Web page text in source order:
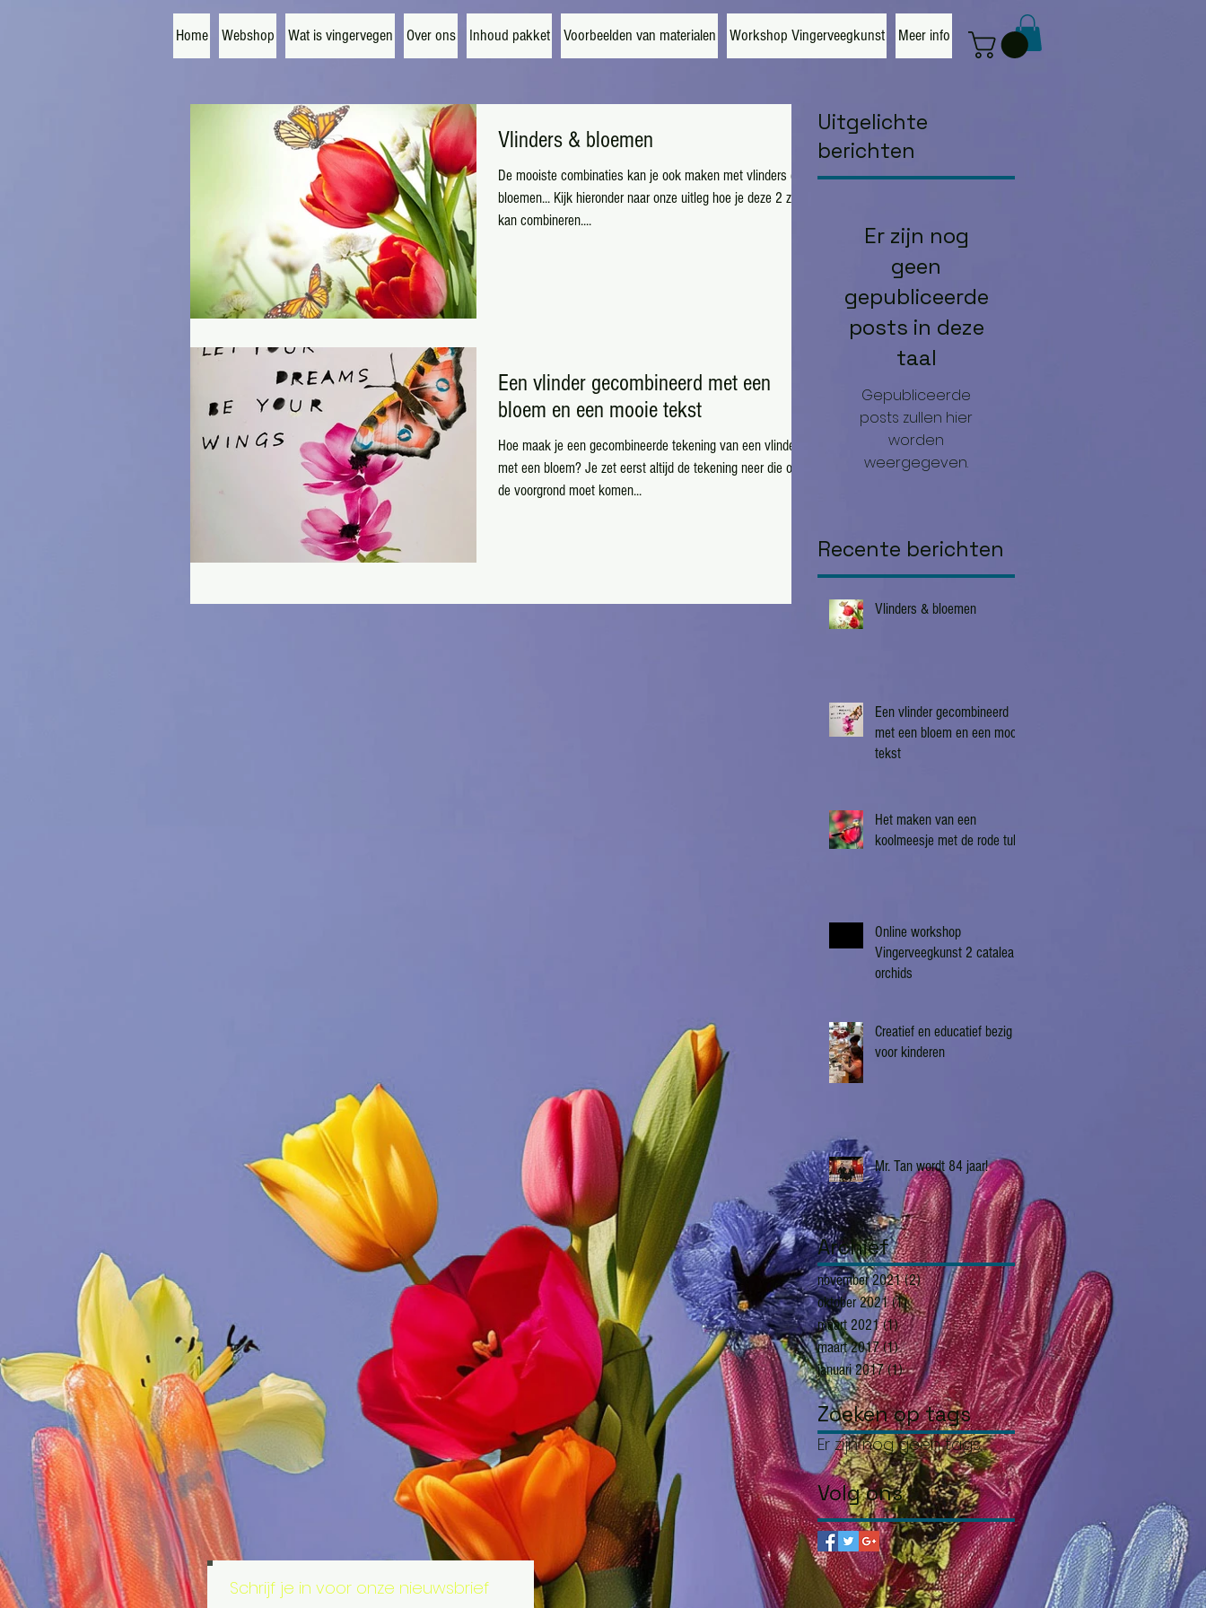
Home Webshop Wat is vingervegen Over ons Inhoud pakket Voorbeelden van materialen Workshop Vingerveegkunst Meer info
Vlinders & bloemen
De mooiste combinaties kan je ook maken met vlinders en
bloemen... Kijk hieronder naar onze uitleg hoe je deze 2 zelf
kan combineren....
Een vlinder gecombineerd met een
bloem en een mooie tekst
Hoe maak je een gecombineerde tekening van een vlinder
met een bloem? Je zet eerst altijd de tekening neer die op
de voorgrond moet komen...
Uitgelichte
berichten
Er zijn nog
geen
gepubliceerde
posts in deze
taal
Gepubliceerde
posts zullen hier
worden
weergegeven.
Recente berichten
Vlinders & bloemen
Een vlinder gecombineerd
met een bloem en een mooie
tekst
Het maken van een
koolmeesje met de rode tulp
Online workshop
Vingerveegkunst 2 catalea
orchids
Creatief en educatief bezig
voor kinderen
Mr. Tan wordt 84 jaar!
Archief
november 2021 (2)2 posts
oktober 2021 (1)1 post
maart 2021 (1)1 post
maart 2017 (1)1 post
januari 2017 (1)1 post
Zoeken op tags
Er zijn nog geen tags.
Volg ons
Schrijf je in voor onze nieuwsbrief